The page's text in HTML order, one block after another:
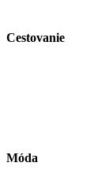
Cestovanie
Móda